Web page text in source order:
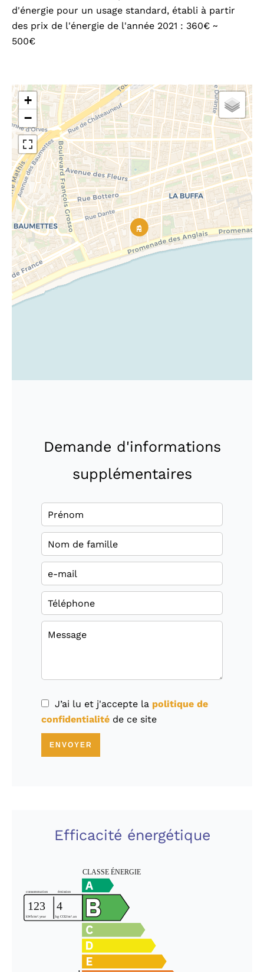
d'énergie pour un usage standard, établi à partir
des prix de l'énergie de l'année 2021 : 360€ ~
500€
+
−
Demande d'informations
supplémentaires
J’ai lu et j'accepte la politique de
confidentialité de ce site
ENVOYER
Efficacité énergétique